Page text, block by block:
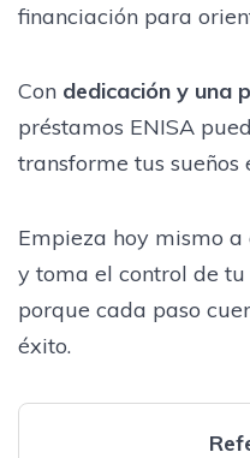
financiación para
Con dedicación y una
préstamos ENISA
transforme tus sueños
Empieza hoy mismo
y toma el control de
porque cada paso
éxito.